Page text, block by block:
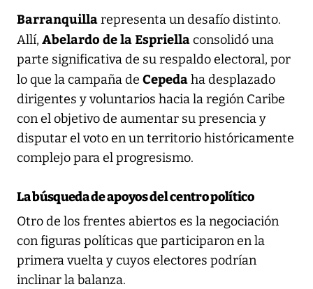
Barranquillarepresenta un desafío distinto.
Allí, Abelardo de la Espriellaconsolidó una
parte significativa de su respaldo electoral, por
lo que la campaña de Cepedaha desplazado
dirigentes y voluntarios hacia la región Caribe
con el objetivo de aumentar su presencia y
disputar el voto en un territorio históricamente
complejo para el progresismo.
La búsqueda de apoyos del centro político
Otro de los frentes abiertos es la negociación
con figuras políticas que participaron en la
primera vuelta y cuyos electores podrían
inclinar la balanza.